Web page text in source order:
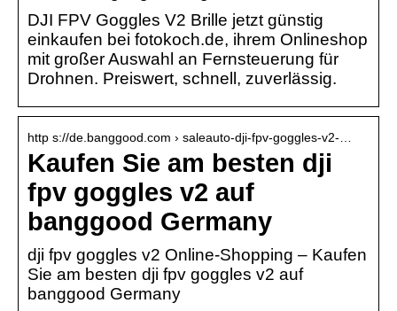
DJI FPV Goggles V2 Brille jetzt günstig
einkaufen bei fotokoch.de, ihrem Onlineshop
mit großer Auswahl an Fernsteuerung für
Drohnen. Preiswert, schnell, zuverlässig.
http s://de.banggood.com › saleauto-dji-fpv-goggles-v2-…
Kaufen Sie am besten dji
fpv goggles v2 auf
banggood Germany
dji fpv goggles v2 Online-Shopping – Kaufen
Sie am besten dji fpv goggles v2 auf
banggood Germany